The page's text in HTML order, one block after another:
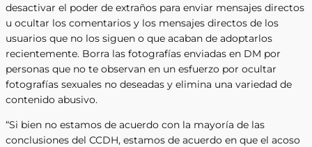
desactivar el poder de extraños para enviar mensajes directos
u ocultar los comentarios y los mensajes directos de los
usuarios que no los siguen o que acaban de adoptarlos
recientemente. Borra las fotografías enviadas en DM por
personas que no te observan en un esfuerzo por ocultar
fotografías sexuales no deseadas y elimina una variedad de
contenido abusivo.
“Si bien no estamos de acuerdo con la mayoría de las
conclusiones del CCDH, estamos de acuerdo en que el acoso